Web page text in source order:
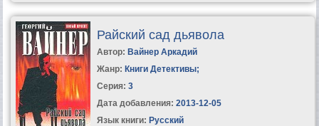
Райский сад дьявола
Автор: Вайнер Аркадий
Жанр: Книги Детективы;
Серия: 3
Дата добавления: 2013-12-05
Язык книги: Русский